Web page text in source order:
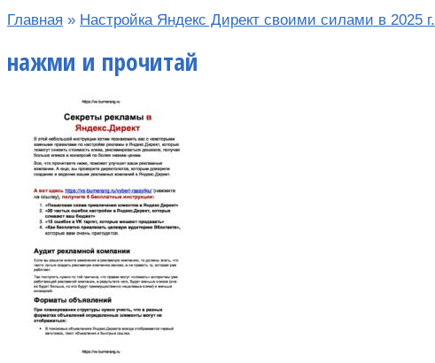
Главная » Настройка Яндекс Директ своими силами в 2025 г.
нажми и прочитай